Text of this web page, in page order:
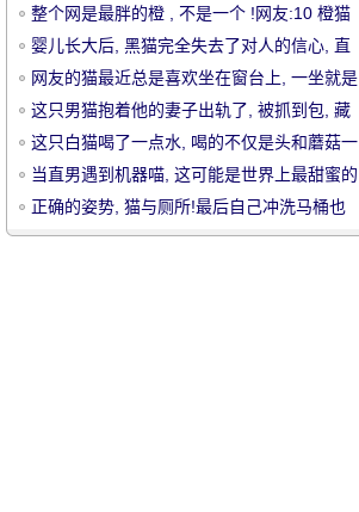
宠
这样。
整个网是最胖的橙 , 不是一个 !网友:10 橙猫
九脂肪, 有一个特别胖
婴儿长大后, 黑猫完全失去了对人的信心, 直
到..。
网友的猫最近总是喜欢坐在窗台上, 一坐就是
一整天, 原来.....。
这只男猫抱着他的妻子出轨了, 被抓到包, 藏
在角落里.....。
这只白猫喝了一点水, 喝的不仅是头和蘑菇一
样, 连脸都变形了, 也.....。
当直男遇到机器喵, 这可能是世界上最甜蜜的
骗局!
正确的姿势, 猫与厕所!最后自己冲洗马桶也
是真正的流批..。